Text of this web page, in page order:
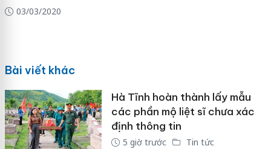
03/03/2020
Bài viết khác
Hà Tĩnh hoàn thành lấy mẫu
các phần mộ liệt sĩ chưa xác
định thông tin
5 giờ trước Tin tức